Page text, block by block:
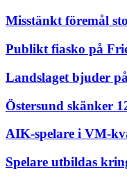
Misstänkt föremål
Publikt fiasko på
Landslaget bjuder
Östersund skänker
AIK-spelare i VM-
Spelare utbildas